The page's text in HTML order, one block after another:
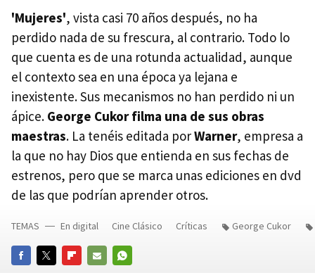
'Mujeres', vista casi 70 años después, no ha
perdido nada de su frescura, al contrario. Todo lo
que cuenta es de una rotunda actualidad, aunque
el contexto sea en una época ya lejana e
inexistente. Sus mecanismos no han perdido ni un
ápice. George Cukor filma una de sus obras
maestras. La tenéis editada porWarner, empresa a
la que no hay Dios que entienda en sus fechas de
estrenos, pero que se marca unas ediciones en dvd
de las que podrían aprender otros.
TEMAS En digital Cine Clásico Críticas George Cukor